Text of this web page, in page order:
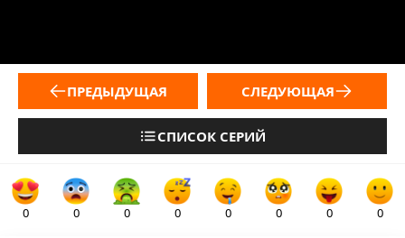
ПРЕДЫДУЩАЯ
СПИСОК СЕРИЙ
СЛЕДУЮЩАЯ
0 0 0 0 0 0 0 0